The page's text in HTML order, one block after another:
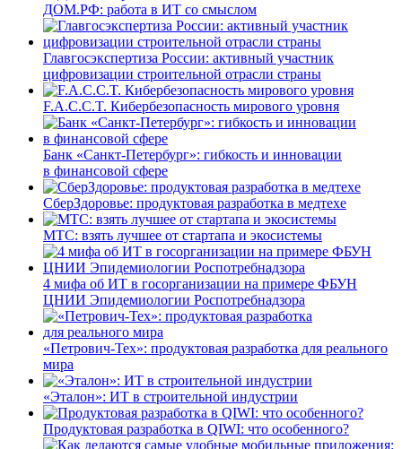
ДОМ.РФ: работа в ИТ со смыслом
Главгосэкспертиза России: активный участник
цифровизации строительной отрасли страны
F.A.C.C.T. Кибербезопасность мирового уровня
Банк «Санкт-Петербург»: гибкость и инновации
в финансовой сфере
СберЗдоровье: продуктовая разработка в медтехе
МТС: взять лучшее от стартапа и экосистемы
4 мифа об ИТ в госорганизации на примере ФБУН
ЦНИИ Эпидемиологии Роспотребнадзора
«Петрович-Тех»: продуктовая разработка для реального
мира
«Эталон»: ИТ в строительной индустрии
Продуктовая разработка в QIWI: что особенного?